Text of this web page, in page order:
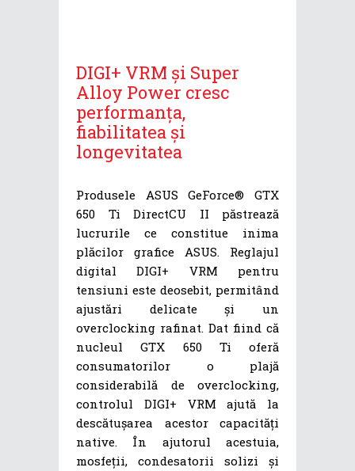
DIGI+ VRM și Super
Alloy Power cresc
performanța,
fiabilitatea și
longevitatea
Produsele ASUS GeForce® GTX
650 Ti DirectCU II păstrează
lucrurile ce constitue inima
plăcilor grafice ASUS. Reglajul
digital DIGI+ VRM pentru
tensiuni este deosebit, permitând
ajustări delicate și un
overclocking rafinat. Dat fiind că
nucleul GTX 650 Ti oferă
consumatorilor o plajă
considerabilă de overclocking,
controlul DIGI+ VRM ajută la
descătușarea acestor capacități
native. În ajutorul acestuia,
mosfeții, condesatorii solizi și